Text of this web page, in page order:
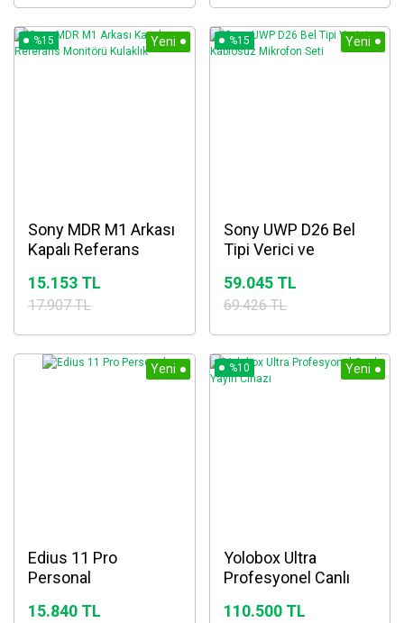
%15 Yeni
Sony MDR M1 Arkası
Kapalı Referans
15.153 TL
17.907 TL
%15 Yeni
Sony UWP D26 Bel
Tipi Verici ve
Seti
59.045 TL
69.426 TL
Yeni
Edius 11 Pro
Personal
15.840 TL
%10 Yeni
Yolobox Ultra
Profesyonel Canlı
110.500 TL